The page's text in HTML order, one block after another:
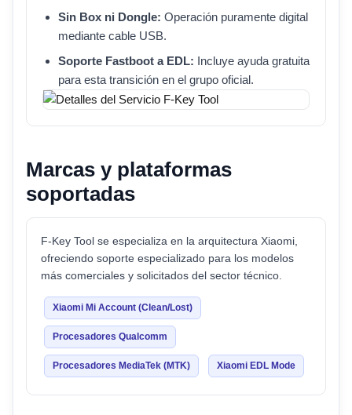
Sin Box ni Dongle: Operación puramente digital
mediante cable USB.
Soporte Fastboot a EDL: Incluye ayuda gratuita
para esta transición en el grupo oficial.
Marcas y plataformas
soportadas
F-Key Tool se especializa en la arquitectura Xiaomi,
ofreciendo soporte especializado para los modelos
más comerciales y solicitados del sector técnico.
Xiaomi Mi Account (Clean/Lost)
Procesadores Qualcomm
Procesadores MediaTek (MTK) Xiaomi EDL Mode